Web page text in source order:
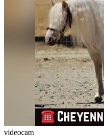
videocam